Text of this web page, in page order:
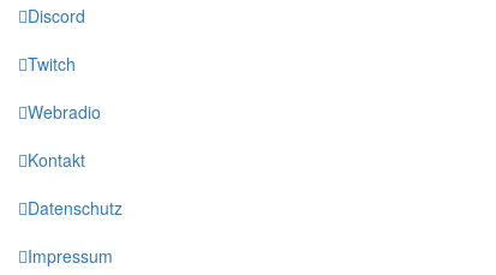
Discord
Twitch
Webradio
Kontakt
Datenschutz
Impressum